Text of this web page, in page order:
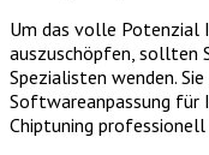
Um das volle Potenzial
auszuschöpfen, sollten
Spezialisten wenden.
Softwareanpassung für
Chiptuning